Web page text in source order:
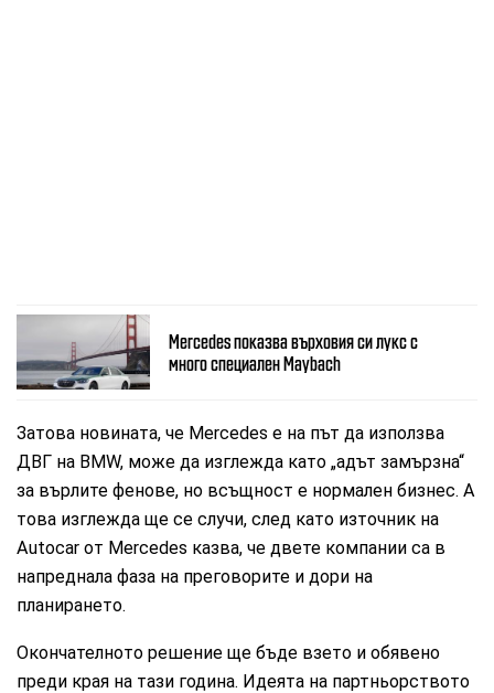
Mercedes показва върховия си лукс с
много специален Maybach
Затова новината, че Mercedes е на път да използва
ДВГ на BMW, може да изглежда като „адът замързна“
за върлите фенове, но всъщност е нормален бизнес. А
това изглежда ще се случи, след като източник на
Autocar от Mercedes казва, че двете компании са в
напреднала фаза на преговорите и дори на
планирането.
Окончателното решение ще бъде взето и обявено
преди края на тази година. Идеята на партньорството